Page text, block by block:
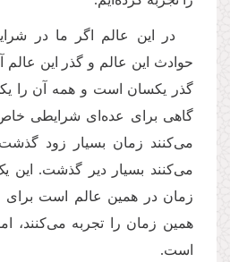
در این عالم اگر ما در
حوادث این عالم و گذر این عالم
گذر یکسان است و همه آن را
گاهی برای عده‌ای شرایطی
می‌کنند زمان بسیار زود
می‌کنند بسیار دیر گذشت. این
زمان در همین عالم است برای
همین زمان را تجربه می‌کنند،
است.